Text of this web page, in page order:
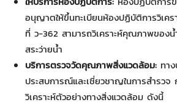
อนุญาตให้ขึ้นทะเบียนห้องปฏิบัติการวิเคร
ที่ ว-362 สามารถวิเคราะห์คุณภาพของ
สระว่ายน้ำ
บริการตรวจวัดคุณภาพสิ่งแวดล้อม: ทา
ประสบการณ์และเชี่ยวชาญในการสำรวจ
วิเคราะห์ตัวอย่างทางสิ่งแวดล้อม ดังนี้